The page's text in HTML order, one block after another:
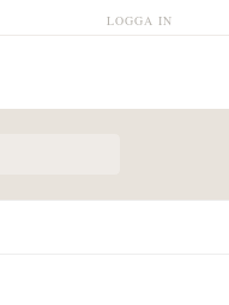
LOGGA IN